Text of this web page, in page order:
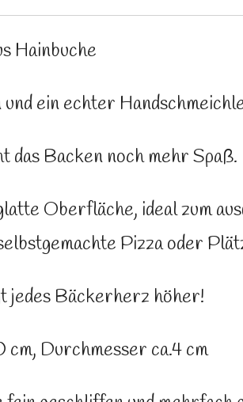
Hainbuche
ein echter
das Backen noch mehr Spaß.
Oberfläche, ideal zum
Pizza oder
jedes Bäckerherz höher!
cm, Durchmesser ca.4 cm